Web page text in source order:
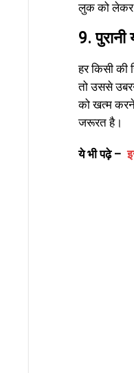
लुक को लेकर
9. पुरानी
हर किसी
तो उससे
को खत्म
जरूरत है।
ये भी पढ़े –